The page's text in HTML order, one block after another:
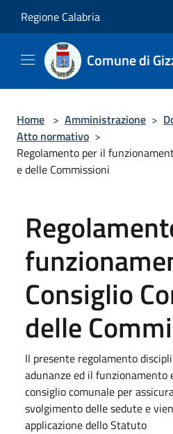
Regione Calabria
Comune di
Home > Amministrazione >
Atto normativo >
Regolamento per il
e delle Commissioni
Consiglio
delle
Il presente regolamento
adunanze ed il funzionamento
consiglio comunale per
svolgimento delle sedute e
applicazione dello Statuto